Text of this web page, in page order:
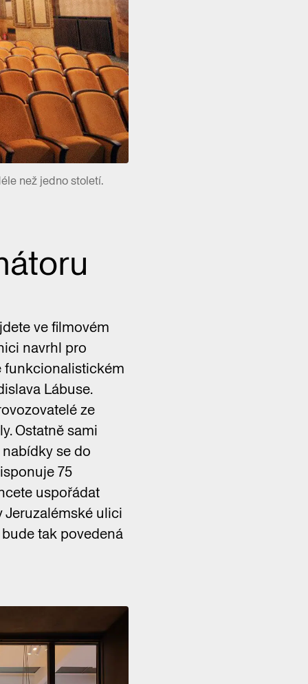
než jedno století.
ve filmovém
navrhl pro
funkcionalistickém
Lábuse.
ze
Ostatně sami
se do
75
uspořádat
ulici
bude tak povedená